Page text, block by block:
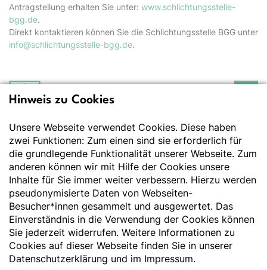
Antragstellung erhalten Sie unter: www.schlichtungsstelle-
bgg.de.
Direkt kontaktieren können Sie die Schlichtungsstelle BGG unter
info@schlichtungsstelle-bgg.de.
Deutsche Gesellschaft
Der Wissenschaft verpflichtet - Ihre Partnerin für
Essen und Trinken
Deutsche Gesellschaft für Ernährung e. V.
Godesberger Allee 136
53175 Bonn
Tel:+49 228 3776-600
Fax:+49 228 3776-800
E-Mail: webmaster@dge.de
Hinweis zu Cookies
Unsere Webseite verwendet Cookies. Diese haben
zwei Funktionen: Zum einen sind sie erforderlich für
die grundlegende Funktionalität unserer Webseite. Zum
anderen können wir mit Hilfe der Cookies unsere
Inhalte für Sie immer weiter verbessern. Hierzu werden
pseudonymisierte Daten von Webseiten-
Besucher*innen gesammelt und ausgewertet. Das
Einverständnis in die Verwendung der Cookies können
Sie jederzeit widerrufen. Weitere Informationen zu
Cookies auf dieser Webseite finden Sie in unserer
Datenschutzerklärung und im Impressum.